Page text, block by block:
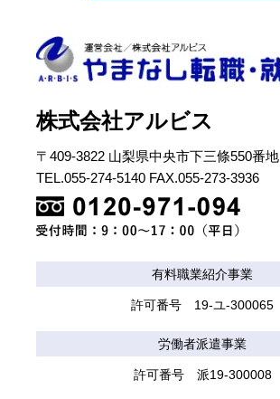
株式会社アルビス
〒409-3822 山梨県中央市下三條550番地
TEL.055-274-5140 FAX.055-273-3936
有料職業紹介事業
許可番号 19-ユ-300065
労働者派遣事業
許可番号 派19-300008